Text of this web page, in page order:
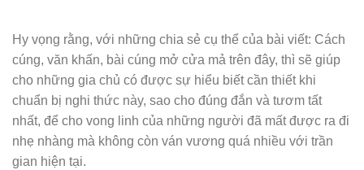
Hy vọng rằng, với những chia sẻ cụ thể của bài viết: Cách
cúng, văn khấn, bài cúng mở cửa mả trên đây, thì sẽ giúp
cho những gia chủ có được sự hiểu biết cần thiết khi
chuẩn bị nghi thức này, sao cho đúng đắn và tươm tất
nhất, để cho vong linh của những người đã mất được ra đi
nhẹ nhàng mà không còn ván vương quá nhiều với trần
gian hiện tại.